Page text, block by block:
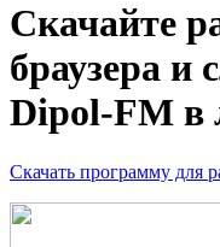
Скачайте
браузера и
Dipol-FM в
Скачать программу для